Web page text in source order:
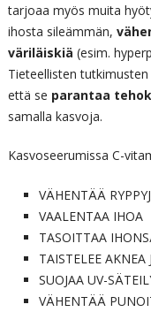
tarjoaa myös muita
ihosta sileämmän,
väriläiskiä (esim.
Tieteellisten
että se parantaa
samalla kasvoja.
Kasvoseerumissa C-
VÄHENTÄÄ
VAALENTAA IHOA
TASOITTAA
TAISTELEE AKNEA
SUOJAA UV-
VÄHENTÄÄ